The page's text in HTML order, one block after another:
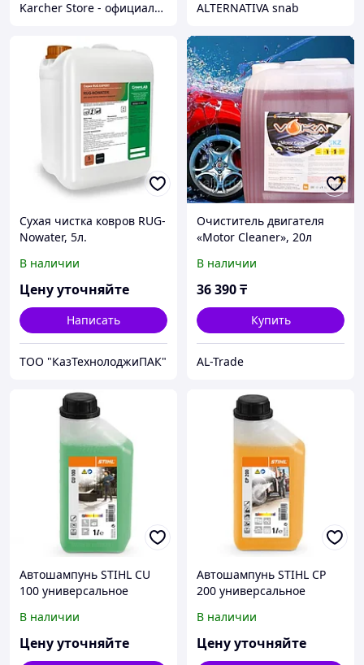
Karcher Store - официальный дистрибьютор в Казахстане ALTERNATIVA snab
Сухая чистка ковров RUG-
Nowater, 5л.
В наличии
Цену уточняйте
Написать
ТОО "КазТехнолоджиПАК"
Очиститель двигателя
«Motor Cleaner», 20л
В наличии
36 390₸
Купить
AL-Trade
Автошампунь STIHL CU
100 универсальное
В наличии
Цену уточняйте
Автошампунь STIHL CP
200 универсальное
моющее средство
В наличии
Цену уточняйте